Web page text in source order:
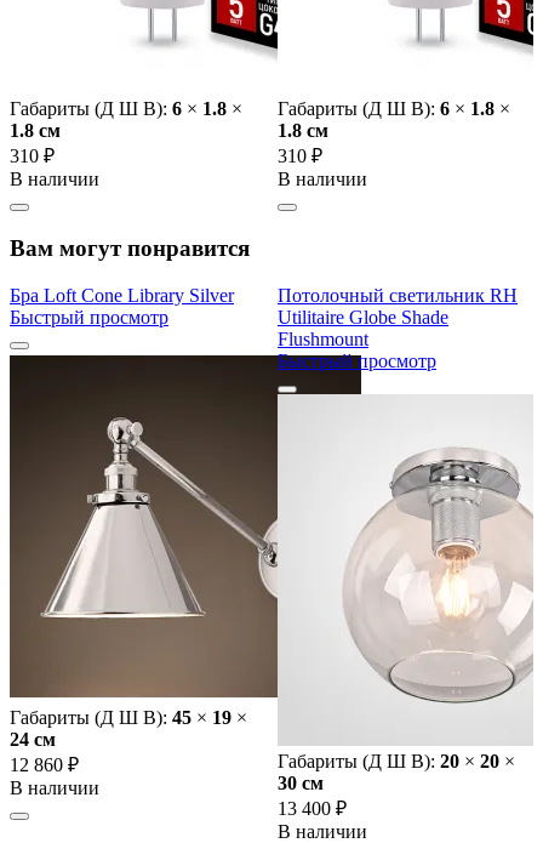
Габариты (Д Ш В): 6 × 1.8 ×
1.8 cм
310 ₽
В наличии
Габариты (Д Ш В): 6 × 1.8 ×
1.8 cм
310 ₽
В наличии
Вам могут понравится
Бра Loft Cone Library Silver
Быстрый просмотр
Габариты (Д Ш В): 45 × 19 ×
24 cм
12 860 ₽
В наличии
Потолочный светильник RH
Utilitaire Globe Shade
Flushmount
Быстрый просмотр
Габариты (Д Ш В): 20 × 20 ×
30 cм
13 400 ₽
В наличии